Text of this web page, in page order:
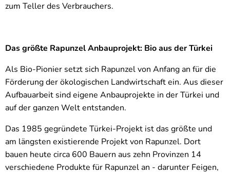
zum Teller des Verbrauchers.
Das größte Rapunzel Anbauprojekt: Bio aus der Türkei
Als Bio-Pionier setzt sich Rapunzel von Anfang an für die
Förderung der ökologischen Landwirtschaft ein. Aus dieser
Aufbauarbeit sind eigene Anbauprojekte in der Türkei und
auf der ganzen Welt entstanden.
Das 1985 gegründete Türkei-Projekt ist das größte und
am längsten existierende Projekt von Rapunzel. Dort
bauen heute circa 600 Bauern aus zehn Provinzen 14
verschiedene Produkte für Rapunzel an - darunter Feigen,